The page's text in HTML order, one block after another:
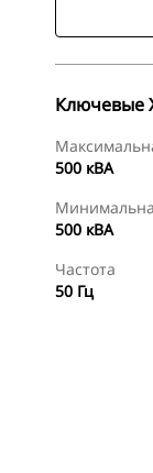
Ключевые
500 кВА
500 кВА
Частота
50 Гц